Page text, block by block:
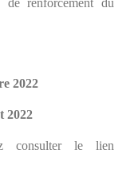
renforcement du
2022
2022
consulter le lien